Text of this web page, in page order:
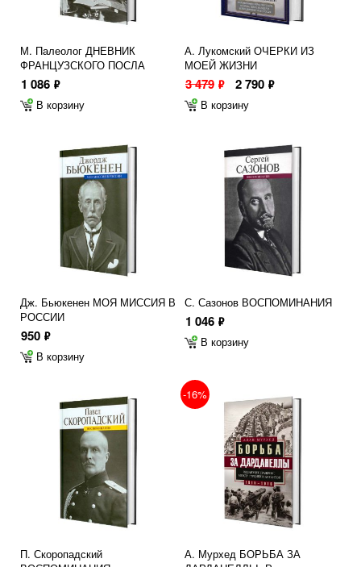
М. Палеолог ДНЕВНИК
ФРАНЦУЗСКОГО ПОСЛА
1 086 ф
В корзину
А. Лукомский ОЧЕРКИ ИЗ
МОЕЙ ЖИЗНИ
3 479 ф 2 790 ф
В корзину
Дж. Бьюкенен МОЯ МИССИЯ В
РОССИИ
950 ф
В корзину
С. Сазонов ВОСПОМИНАНИЯ
1 046 ф
В корзину
П. Скоропадский
-16%
А. Мурхед БОРЬБА ЗА